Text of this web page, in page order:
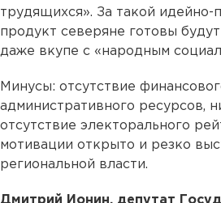
трудящихся». За такой идейно-
продукт северяне готовы
даже вкупе с «народным
Минусы: отсутствие
административного ресурсов,
отсутствие электорального
мотивации открыто и резко
региональной власти.
Дмитрий Ионин, депутат